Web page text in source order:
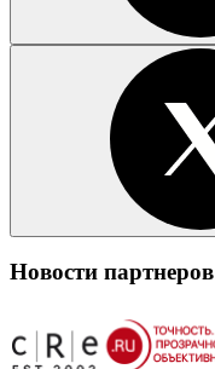
Новости партнеров